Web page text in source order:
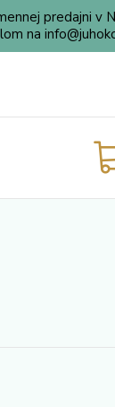
predajni v
na